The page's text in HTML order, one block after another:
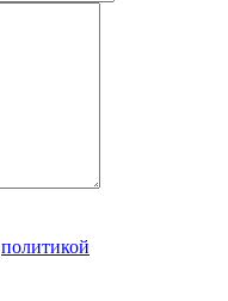
политикой